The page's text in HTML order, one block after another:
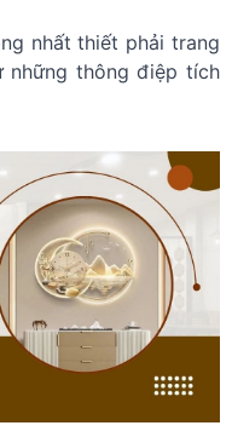
nhất thiết phải trang
thông điệp tích